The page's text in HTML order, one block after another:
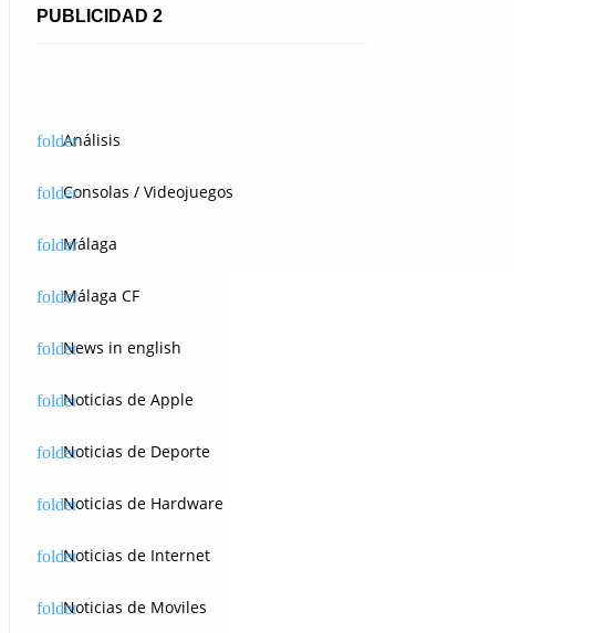
PUBLICIDAD 2
Análisis
Consolas / Videojuegos
Málaga
Málaga CF
News in english
Noticias de Apple
Noticias de Deporte
Noticias de Hardware
Noticias de Internet
Noticias de Moviles